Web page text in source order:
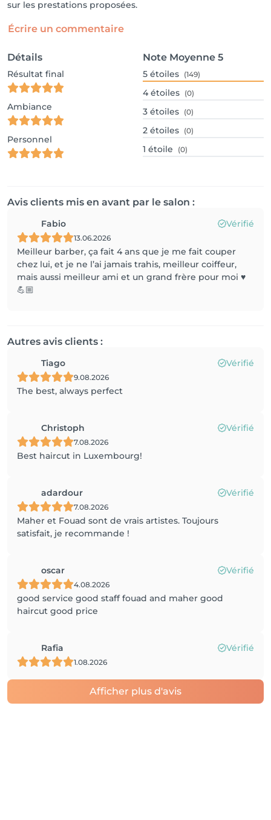
sur les prestations proposées.
Écrire un commentaire
Détails
Résultat final
Ambiance
Personnel
Note Moyenne 5
5 étoiles (149)
4 étoiles (0)
3 étoiles (0)
2 étoiles (0)
1 étoile (0)
Avis clients mis en avant par le salon :
Fabio Vérifié
13.06.2026
Meilleur barber, ça fait 4 ans que je me fait couper
chez lui, et je ne l’ai jamais trahis, meilleur coiffeur,
mais aussi meilleur ami et un grand frère pour moi ♥️
💪🏼
Autres avis clients :
Tiago Vérifié
9.08.2026
The best, always perfect
Christoph Vérifié
7.08.2026
Best haircut in Luxembourg!
adardour Vérifié
7.08.2026
Maher et Fouad sont de vrais artistes. Toujours
satisfait, je recommande !
oscar Vérifié
4.08.2026
good service good staff fouad and maher good
haircut good price
Rafia Vérifié
1.08.2026
Afficher plus d'avis